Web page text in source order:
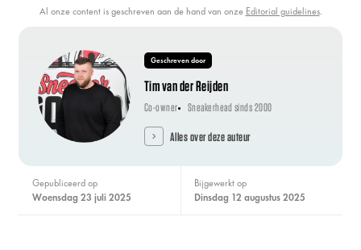
Al onze content is geschreven aan de hand van onze Editorial guidelines.
Geschreven door
Tim van der Reijden
Co-owner Sneakerhead sinds 2000
Alles over deze auteur
Gepubliceerd op
woensdag 23 juli 2025
Bijgewerkt op
dinsdag 12 augustus 2025